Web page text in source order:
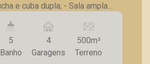
e cuba dupla; - Sala ampla
- Escritório; - Lavabo; -
com churrasqueira; - Cozinha
- Lavanderia; - Depósito;
- Piscina com preparação
5
Banho
4
Garagens
500m²
Terreno